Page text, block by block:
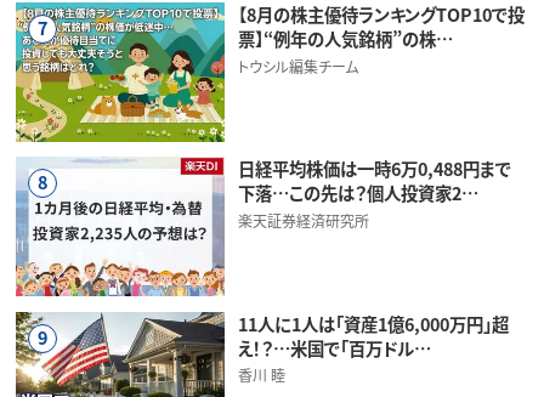
7
【8月の株主優待ランキングTOP10で投
票】“例年の人気銘柄”の株…
トウシル編集チーム
8
日経平均株価は一時6万0,488円まで
下落…この先は？個人投資家2…
楽天証券経済研究所
9
11人に1人は「資産1億6,000万円」超
え！？…米国で「百万ドル…
香川 睦